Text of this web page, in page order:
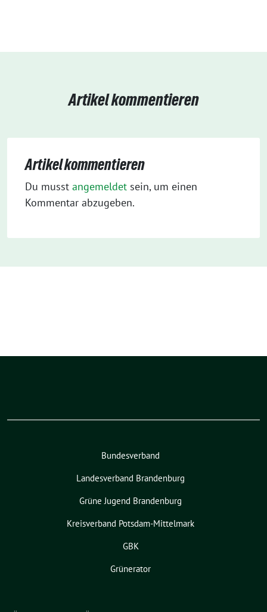
Artikel kommentieren
Artikel kommentieren
Du musst angemeldet sein, um einen
Kommentar abzugeben.
Bundesverband
Landesverband Brandenburg
Grüne Jugend Brandenburg
Kreisverband Potsdam-Mittelmark
GBK
Grünerator